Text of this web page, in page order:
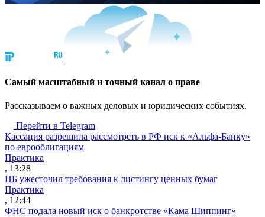
Cамый масштабный и точный канал о праве
Рассказываем о важных деловых и юридических событиях.
Перейти в Telegram
Кассация разрешила рассмотреть в РФ иск к «Альфа-Банку»
по еврооблигациям
Практика
, 13:28
ЦБ ужесточил требования к листингу ценных бумаг
Практика
, 12:44
ФНС подала новый иск о банкротстве «Кама Шиппинг»